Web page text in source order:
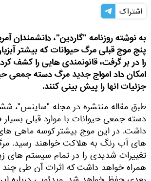
اشتراک
به نوشته روزنامه "گاردین"، دانشمندان
پنج موج قبلی مرگ حیوانات که بیشتر
را در بر گرفت، قانونمندی هایی را کشف
امکان داد امواج جدید مرگ دسته جمعی
جزئیات انها را پیش بینی کنند.
طبق مقاله منتشره در مجله "ساینس"،
دسته جمعی حیوانات با موارد قبلی
داشت. در این موج بیشتر کوسه ماهی
های آب رنگ به هلاکت خواهند رسید.
تغییرات شدیدی را در تمام سیستم
همراه خواهد داشت که اثرات آن طی